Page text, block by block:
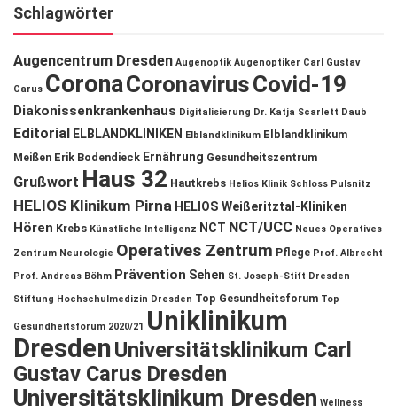
Schlagwörter
Augencentrum Dresden Augenoptik Augenoptiker Carl Gustav
Carus CoronaCoronavirusCovid-19
Diakonissenkrankenhaus Digitalisierung Dr. Katja Scarlett Daub
Editorial ELBLANDKLINIKEN Elblandklinikum Elblandklinikum
Meißen Erik Bodendieck Ernährung Gesundheitszentrum
Grußwort Haus 32 Hautkrebs Helios Klinik Schloss Pulsnitz
HELIOS Klinikum Pirna HELIOS Weißeritztal-Kliniken
Hören Krebs Künstliche Intelligenz NCT NCT/UCC Neues Operatives
Zentrum Neurologie Operatives Zentrum Pflege Prof. Albrecht
Prof. Andreas Böhm Prävention Sehen St. Joseph-Stift Dresden
Stiftung Hochschulmedizin Dresden Top Gesundheitsforum Top
Gesundheitsforum 2020/21 Uniklinikum
DresdenUniversitätsklinikum Carl
Gustav Carus Dresden
Universitätsklinikum Dresden Wellness